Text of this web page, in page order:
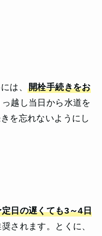
は、 開栓手続きをお
越し当日から水道を
を忘れないようにし
日の遅くても3～4日
されます。とくに、